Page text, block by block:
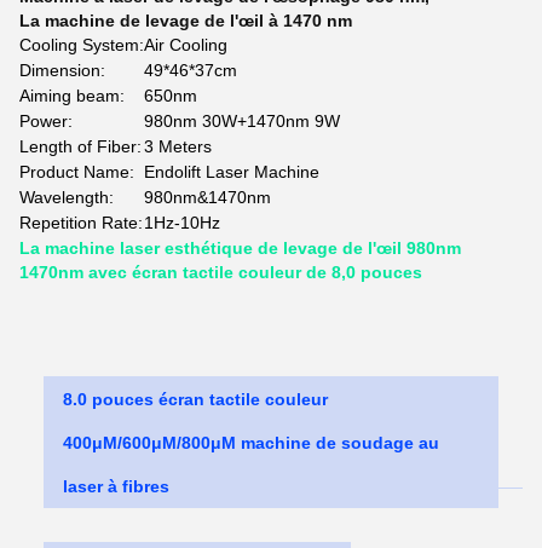
La machine de levage de l'œil à 1470 nm
Cooling System:Air Cooling
Dimension:
49*46*37cm
Aiming beam:
650nm
Power:
980nm 30W+1470nm 9W
Length of Fiber:3 Meters
Product Name:
Endolift Laser Machine
Wavelength:
980nm&1470nm
Repetition Rate:1Hz-10Hz
La machine laser esthétique de levage de l'œil 980nm
1470nm avec écran tactile couleur de 8,0 pouces
8.0 pouces écran tactile couleur
400μM/600μM/800μM machine de soudage au
laser à fibres